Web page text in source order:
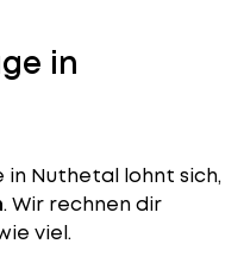
in
Nuthetal lohnt sich,
. Wir rechnen dir
viel.